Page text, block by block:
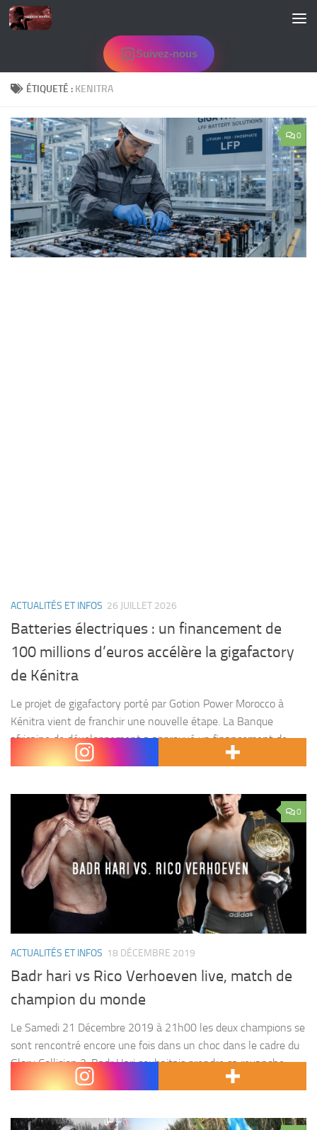
Skip to content
Suivez-nous
ÉTIQUETÉ : KENITRA
0
ACTUALITÉS ET INFOS 26 JUILLET 2026
Batteries électriques : un financement de
100 millions d’euros accélère la gigafactory
de Kénitra
Le projet de gigafactory porté par Gotion Power Morocco à
Kénitra vient de franchir une nouvelle étape. La Banque
africaine de développement a approuvé un financement de
100 millions d’euros destiné à soutenir la...
0
ACTUALITÉS ET INFOS 18 DÉCEMBRE 2019
Badr hari vs Rico Verhoeven live, match de
champion du monde
Le Samedi 21 Décembre 2019 à 21h00 les deux champions se
sont rencontré encore une fois dans un choc dans le cadre du
Glory Collision 2. Badr Hari souhaitais prendre sa revanche
après la...